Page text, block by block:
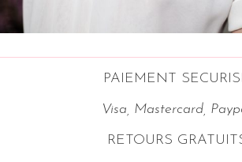
PAIEMENT
Visa, Mastercard,
RETOURS